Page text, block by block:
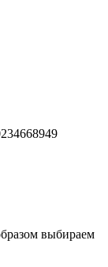
выбираем